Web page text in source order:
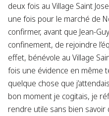
deux fois au Village Saint
une fois pour le marché de
confirmer, avant que Jean-
confinement, de rejoindre
effet, bénévole au Village
fois une évidence en même
quelque chose que
bon moment je cogitais, je
rendre utile sans bien savoir